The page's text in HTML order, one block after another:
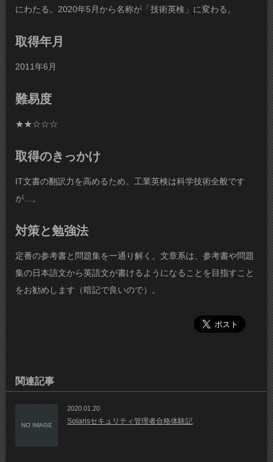
にわたる。2020年5月から名称が「技術英検」に変わる。
取得年月
2011年6月
難易度
★★☆☆☆
取得のきっかけ
IT文書の翻訳力を高めるため。工業英検は科学技術全般です
が…。
対策と勉強法
定番の参考書と問題集を一通り解く。文章系は、参考書や問題
集の日本語文から英語文が書けるようになることを目指すこと
をお勧めします（暗記で良いので）。
関連記事
NO IMAGE
2020.01.20
Solarisセキュリティ管理者合格体験記